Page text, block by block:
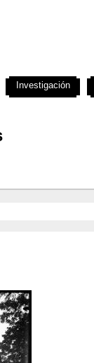
Investigación